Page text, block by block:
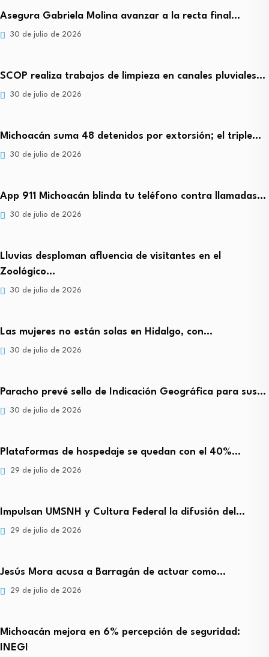
Asegura Gabriela Molina avanzar a la recta final…
30 de julio de 2026
SCOP realiza trabajos de limpieza en canales pluviales…
30 de julio de 2026
Michoacán suma 48 detenidos por extorsión; el triple…
30 de julio de 2026
App 911 Michoacán blinda tu teléfono contra llamadas…
30 de julio de 2026
Lluvias desploman afluencia de visitantes en el
Zoológico…
30 de julio de 2026
Las mujeres no están solas en Hidalgo, con…
30 de julio de 2026
Paracho prevé sello de Indicación Geográfica para sus…
30 de julio de 2026
Plataformas de hospedaje se quedan con el 40%…
29 de julio de 2026
Impulsan UMSNH y Cultura Federal la difusión del…
29 de julio de 2026
Jesús Mora acusa a Barragán de actuar como…
29 de julio de 2026
Michoacán mejora en 6% percepción de seguridad:
INEGI